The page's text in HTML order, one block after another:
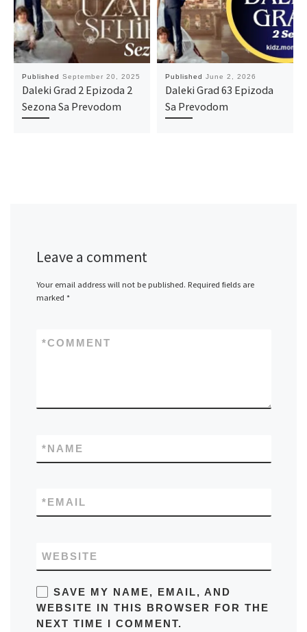
Published September 20, 2025
Daleki Grad 2 Epizoda 2
Sezona Sa Prevodom
Published June 2, 2026
Daleki Grad 63 Epizoda
Sa Prevodom
Leave a comment
Your email address will not be published. Required fields are
marked *
COMMENT
*
NAME
*
EMAIL
*
WEBSITE
SAVE MY NAME, EMAIL, AND
WEBSITE IN THIS BROWSER FOR THE
NEXT TIME I COMMENT.